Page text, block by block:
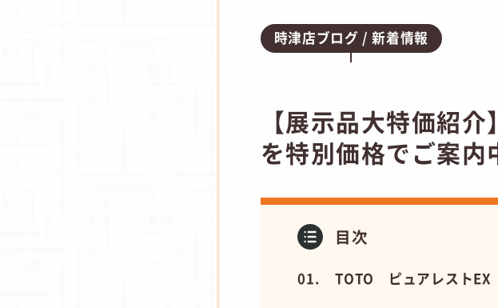
時津店ブログ 新着情報
【展示品大特価紹
を特別価格でご案
目次
TOTO ピュアレストEX